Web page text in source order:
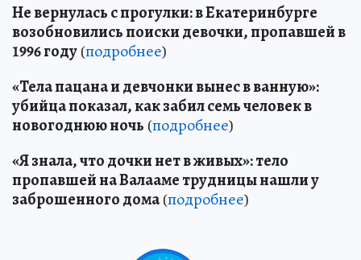
Не вернулась с прогулки: в Екатеринбурге
возобновились поиски девочки, пропавшей в
1996 году(подробнее)
«Тела пацана и девчонки вынес в ванную»:
убийца показал, как забил семь человек в
новогоднюю ночь (подробнее)
«Я знала, что дочки нет в живых»: тело
пропавшей на Валааме трудницы нашли у
заброшенного дома(подробнее)